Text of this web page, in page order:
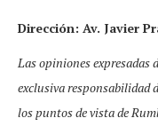
Dirección: Av. Javier
Las opiniones expresadas
exclusiva responsabilidad
los puntos de vista de